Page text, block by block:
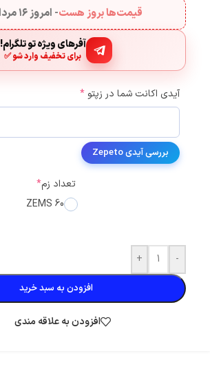
قیمت‌ها بروز هست- امروز۱۶ مرداد ۱۴۰۵
آفرهای ویژه تو تلگرام!
برای تخفیف وارد شو ✅
آیدی اکانت شما در زپتو *
بررسی آیدی Zepeto
تعداد زم*
60 ZEMS
-
+
افزودن به سبد خرید
افزودن به علاقه مندی